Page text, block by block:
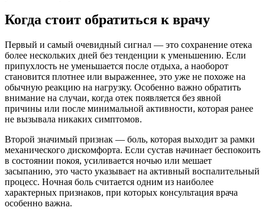
Когда стоит обратиться к врачу
Первый и самый очевидный сигнал — это сохранение отека
более нескольких дней без тенденции к уменьшению. Если
припухлость не уменьшается после отдыха, а наоборот
становится плотнее или выраженнее, это уже не похоже на
обычную реакцию на нагрузку. Особенно важно обратить
внимание на случаи, когда отек появляется без явной
причины или после минимальной активности, которая ранее
не вызывала никаких симптомов.
Второй значимый признак — боль, которая выходит за рамки
механического дискомфорта. Если сустав начинает беспокоить
в состоянии покоя, усиливается ночью или мешает
засыпанию, это часто указывает на активный воспалительный
процесс. Ночная боль считается одним из наиболее
характерных признаков, при которых консультация врача
особенно важна.